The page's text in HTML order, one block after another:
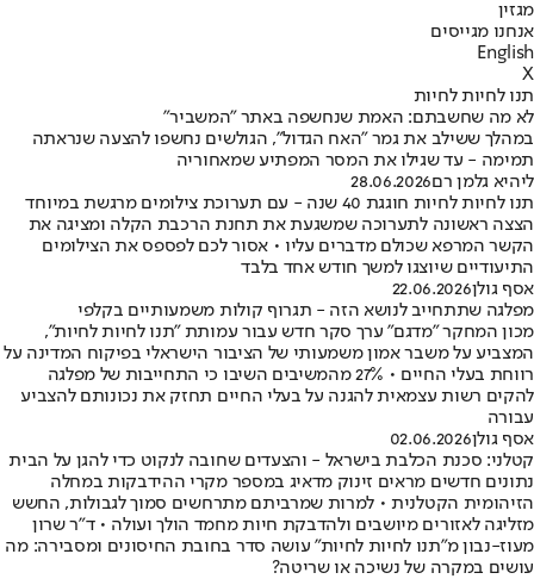
מגזין
אנחנו מגייסים
English
X
תנו לחיות לחיות
לא מה שחשבתם: האמת שנחשפה באתר "המשביר"
במהלך ששילב את גמר "האח הגדול", הגולשים נחשפו להצעה שנראתה
תמימה - עד שגילו את המסר המפתיע שמאחוריה
ליהיא גלמן רם28.06.2026
תנו לחיות לחיות חוגגת 40 שנה - עם תערוכת צילומים מרגשת במיוחד
הצצה ראשונה לתערוכה שמשגעת את תחנת הרכבת הקלה ומציגה את
הקשר המרפא שכולם מדברים עליו • אסור לכם לפספס את הצילומים
התיעודיים שיוצגו למשך חודש אחד בלבד
אסף גולן22.06.2026
מפלגה שתתחייב לנושא הזה - תגרוף קולות משמעותיים בקלפי
מכון המחקר "מדגם" ערך סקר חדש עבור עמותת "תנו לחיות לחיות",
המצביע על משבר אמון משמעותי של הציבור הישראלי בפיקוח המדינה על
רווחת בעלי החיים • 27% מהמשיבים השיבו כי התחייבות של מפלגה
להקים רשות עצמאית להגנה על בעלי החיים תחזק את נכונותם להצביע
עבורה
אסף גולן02.06.2026
קטלני: סכנת הכלבת בישראל - והצעדים שחובה לנקוט כדי להגן על הבית
נתונים חדשים מראים זינוק מדאיג במספר מקרי ההידבקות במחלה
הזיהומית הקטלנית • למרות שמרביתם מתרחשים סמוך לגבולות, החשש
מזליגה לאזורים מיושבים ולהדבקת חיות מחמד הולך ועולה • ד"ר שרון
מעוז-נבון מ"תנו לחיות לחיות" עושה סדר בחובת החיסונים ומסבירה: מה
עושים במקרה של נשיכה או שריטה?